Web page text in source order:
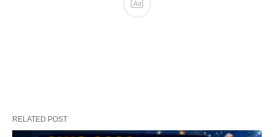
RELATED POST